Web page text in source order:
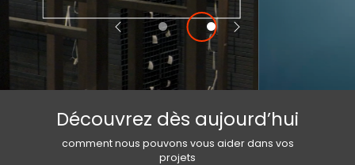
Précédent Suivant
Découvrez dès aujourd’hui
comment nous pouvons vous aider dans vos
projets